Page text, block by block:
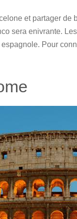
et partager de
sera enivrante.
Pour